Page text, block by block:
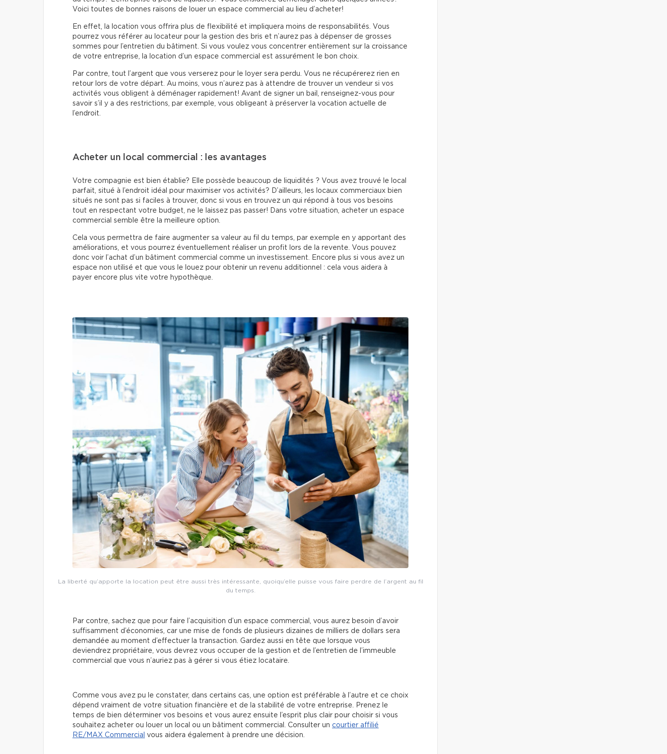
Voici toutes de bonnes raisons de louer un espace commercial au lieu d’acheter!
En effet, la location vous offrira plus de flexibilité et impliquera moins de responsabilités. Vous
pourrez vous référer au locateur pour la gestion des bris et n’aurez pas à dépenser de grosses
sommes pour l’entretien du bâtiment. Si vous voulez vous concentrer entièrement sur la croissance
de votre entreprise, la location d’un espace commercial est assurément le bon choix.
Par contre, tout l’argent que vous verserez pour le loyer sera perdu. Vous ne récupérerez rien en
retour lors de votre départ. Au moins, vous n’aurez pas à attendre de trouver un vendeur si vos
activités vous obligent à déménager rapidement! Avant de signer un bail, renseignez-vous pour
savoir s’il y a des restrictions, par exemple, vous obligeant à préserver la vocation actuelle de
l’endroit.
Acheter un local commercial : les avantages
Votre compagnie est bien établie? Elle possède beaucoup de liquidités ? Vous avez trouvé le local
parfait, situé à l’endroit idéal pour maximiser vos activités? D’ailleurs, les locaux commerciaux bien
situés ne sont pas si faciles à trouver, donc si vous en trouvez un qui répond à tous vos besoins
tout en respectant votre budget, ne le laissez pas passer! Dans votre situation, acheter un espace
commercial semble être la meilleure option.
Cela vous permettra de faire augmenter sa valeur au fil du temps, par exemple en y apportant des
améliorations, et vous pourrez éventuellement réaliser un profit lors de la revente. Vous pouvez
donc voir l’achat d’un bâtiment commercial comme un investissement. Encore plus si vous avez un
espace non utilisé et que vous le louez pour obtenir un revenu additionnel : cela vous aidera à
payer encore plus vite votre hypothèque.
La liberté qu’apporte la location peut être aussi très intéressante, quoiqu’elle puisse vous faire perdre de l’argent au fil
du temps.
Par contre, sachez que pour faire l’acquisition d’un espace commercial, vous aurez besoin d’avoir
suffisamment d’économies, car une mise de fonds de plusieurs dizaines de milliers de dollars sera
demandée au moment d’effectuer la transaction. Gardez aussi en tête que lorsque vous
deviendrez propriétaire, vous devrez vous occuper de la gestion et de l’entretien de l’immeuble
commercial que vous n’auriez pas à gérer si vous étiez locataire.
Comme vous avez pu le constater, dans certains cas, une option est préférable à l’autre et ce choix
dépend vraiment de votre situation financière et de la stabilité de votre entreprise. Prenez le
temps de bien déterminer vos besoins et vous aurez ensuite l’esprit plus clair pour choisir si vous
souhaitez acheter ou louer un local ou un bâtiment commercial. Consulter un courtier affilié
RE/MAX Commercial vous aidera également à prendre une décision.